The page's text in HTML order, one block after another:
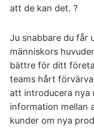
att de kan det. ?
Ju snabbare du får
människors
bättre för ditt
teams hårt
att introducera nya
information mellan
kunder om nya